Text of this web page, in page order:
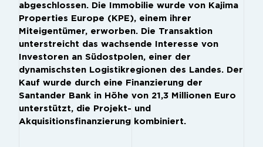
abgeschlossen. Die Immobilie wurde von Kajima
Properties Europe (KPE), einem ihrer
Miteigentümer, erworben. Die Transaktion
unterstreicht das wachsende Interesse von
Investoren an Südostpolen, einer der
dynamischsten Logistikregionen des Landes. Der
Kauf wurde durch eine Finanzierung der
Santander Bank in Höhe von 21,3 Millionen Euro
unterstützt, die Projekt- und
Akquisitionsfinanzierung kombiniert.